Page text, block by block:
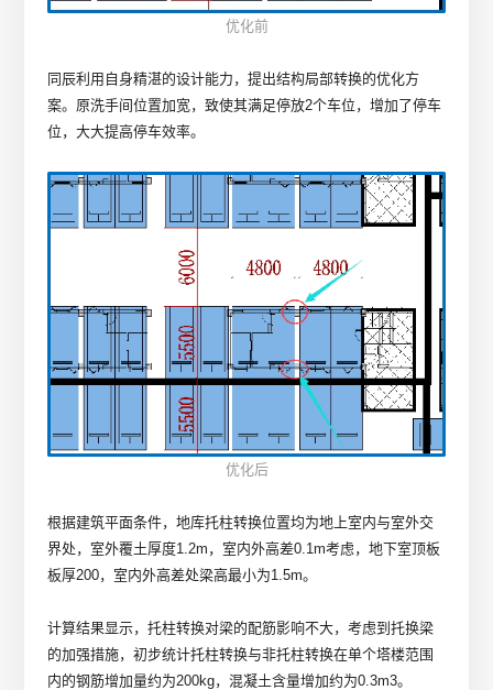
优化前
同辰利用自身精湛的设计能力，提出结构局部转换的优化方
案。原洗手间位置加宽，致使其满足停放2个车位，增加了停车
位，大大提高停车效率。
优化后
根据建筑平面条件，地库托柱转换位置均为地上室内与室外交
界处，室外覆土厚度1.2m，室内外高差0.1m考虑，地下室顶板
板厚200，室内外高差处梁高最小为1.5m。
计算结果显示，托柱转换对梁的配筋影响不大，考虑到托换梁
的加强措施，初步统计托柱转换与非托柱转换在单个塔楼范围
内的钢筋增加量约为200kg，混凝土含量增加约为0.3m3。